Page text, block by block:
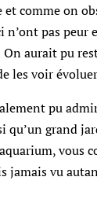
et comme on
n’ont pas peur
aurait pu
les voir
pu
qu’un grand
vous
jamais vu